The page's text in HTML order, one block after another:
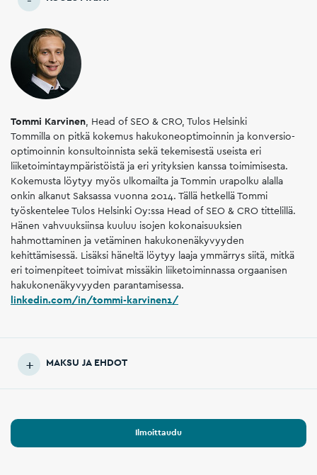
Tommi Karvinen, Head of SEO & CRO, Tulos Helsinki
Tommilla on pitkä kokemus hakukoneoptimoinnin ja konversio-
optimoinnin konsultoinnista sekä tekemisestä useista eri
liiketoimintaympäristöistä ja eri yrityksien kanssa toimimisesta.
Kokemusta löytyy myös ulkomailta ja Tommin urapolku alalla
onkin alkanut Saksassa vuonna 2014. Tällä hetkellä Tommi
työskentelee Tulos Helsinki Oy:ssa Head of SEO & CRO tittelillä.
Hänen vahvuuksiinsa kuuluu isojen kokonaisuuksien
hahmottaminen ja vetäminen hakukonenäkyvyyden
kehittämisessä. Lisäksi häneltä löytyy laaja ymmärrys siitä, mitkä
eri toimenpiteet toimivat missäkin liiketoiminnassa orgaanisen
hakukonenäkyvyyden parantamisessa.
linkedin.com/in/tommi-karvinen1/
MAKSU JA EHDOT
Ilmoittaudu